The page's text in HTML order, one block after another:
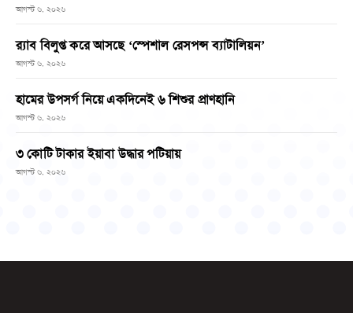
আগস্ট ৬, ২০২৬
র‌্যাব বিলুপ্ত করে আসছে ‘স্পেশাল রেসপন্স ব্যাটালিয়ন’
আগস্ট ৬, ২০২৬
হামের উপসর্গ নিয়ে একদিনেই ৬ শিশুর প্রাণহানি
আগস্ট ৬, ২০২৬
৩ কোটি টাকার ইয়াবা উদ্ধার পটিয়ায়
আগস্ট ৬, ২০২৬